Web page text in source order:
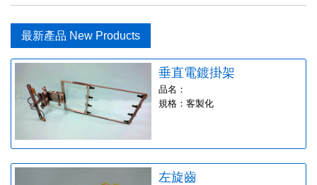
最新產品 New Products
垂直電鍍掛架
品名：
規格：客製化
左旋齒